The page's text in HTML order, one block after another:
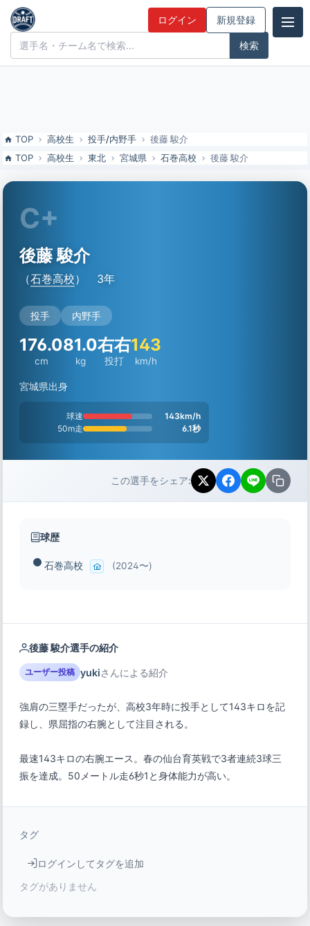
後藤 駿介（石巻高校）の特徴とドラフト評価 | ドラフト候補とみんな
の評価
ドラフト候補とみんなの評価 ログイン 新規登録
TOP 高校生 投手/内野手
後藤 駿介
TOP
高校生 東北 宮城県 石巻高校 後藤 駿介
C+
後藤 駿介
（石巻高校） 3年
投手 内野手
176.0
cm
81.0
kg
右右
投打
143
km/h
宮城県出身
球速
143km/h
50m走
6.1秒
この選手をシェア:
球歴
石巻高校 (2024〜)
後藤 駿介選手の紹介
ユーザー投稿 yukiさんによる紹介
強肩の三塁手だったが、高校3年時に投手として143キロを記
録し、県屈指の右腕として注目される。
最速143キロの右腕エース。春の仙台育英戦で3者連続3球三
振を達成。50メートル走6秒1と身体能力が高い。
タグ
ログインしてタグを追加
タグがありません